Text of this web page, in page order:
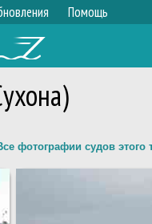
Помощь
фотографии судов этого